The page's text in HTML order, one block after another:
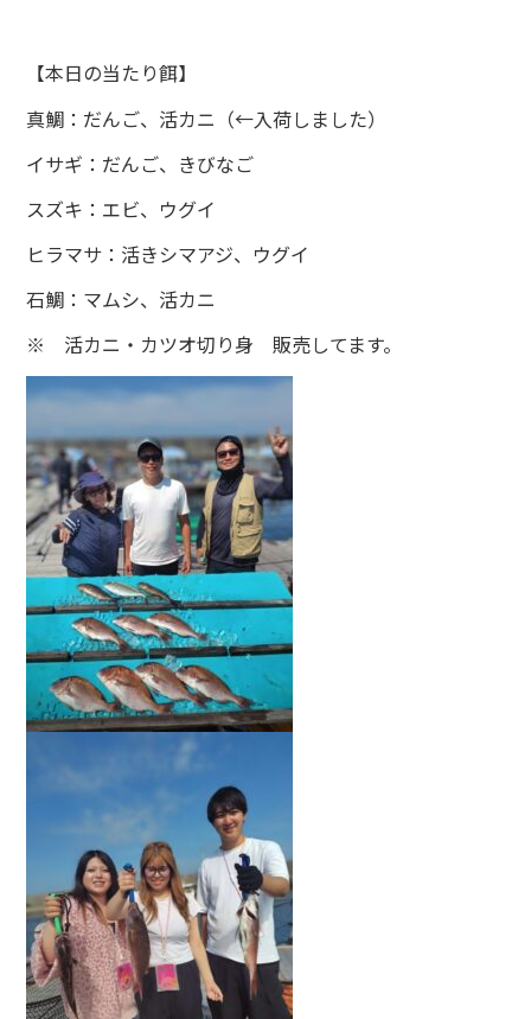
【本日の当たり餌】
真鯛：だんご、活カニ（←入荷しました）
イサギ：だんご、きびなご
スズキ：エビ、ウグイ
ヒラマサ：活きシマアジ、ウグイ
石鯛：マムシ、活カニ
※ 活カニ・カツオ切り身 販売してます。